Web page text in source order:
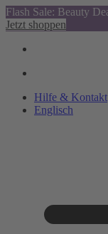
Flash Sale: Beauty
Jetzt shoppen
Hilfe & Kontakt
Englisch